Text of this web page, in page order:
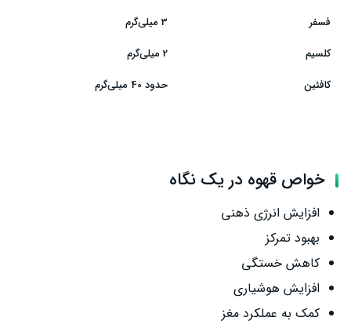
فسفر
3 میلی‌گرم
کلسیم
2 میلی‌گرم
کافئین
حدود 40 میلی‌گرم
خواص قهوه در یک نگاه
افزایش انرژی ذهنی
بهبود تمرکز
کاهش خستگی
افزایش هوشیاری
کمک به عملکرد مغز